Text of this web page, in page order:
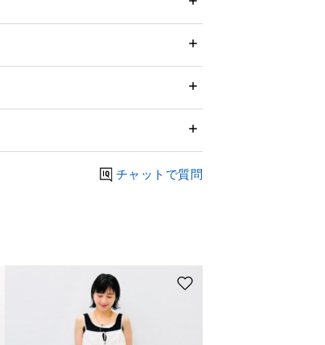
チャットで質問